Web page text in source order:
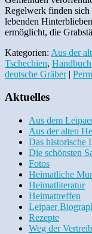
Regelwerk finden sich
lebenden
ermöglicht, die
Kategorien: Aus der
Tschechien, Handbuch
deutsche Gräber|
Aktuelles
Aus dem
Aus der alten
Das historische
Die schönsten
Fotos
Heimatliche
Heimatliteratur
Heimattreffen
Leipaer
Rezepte
Weg der